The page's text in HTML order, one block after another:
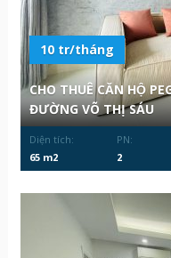
10 tr/tháng
CHO THUÊ CĂN HỘ
ĐƯỜNG VÕ THỊ SÁU
Diện tích:
65 m2
PN:
2